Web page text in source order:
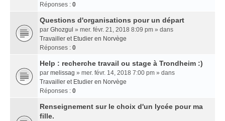
Réponses : 0
Questions d'organisations pour un départ
par Ghozgul » mer. févr. 21, 2018 8:09 pm » dans
Travailler et Etudier en Norvège
Réponses : 0
Help : recherche travail ou stage à Trondheim :)
par melissag » mer. févr. 14, 2018 7:00 pm » dans
Travailler et Etudier en Norvège
Réponses : 0
Renseignement sur le choix d'un lycée pour ma
fille.